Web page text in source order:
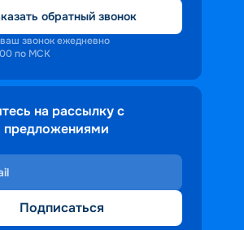
обратный звонок
звонок ежедневно
по МСК
на рассылку с
Подписаться